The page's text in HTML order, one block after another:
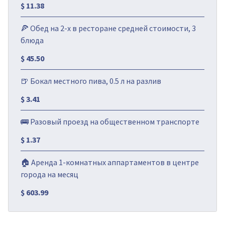
$ 11.38
🍕 Обед на 2-х в ресторане средней стоимости, 3
блюда
$ 45.50
🍺 Бокал местного пива, 0.5 л на разлив
$ 3.41
🚌 Разовый проезд на общественном транспорте
$ 1.37
🏠 Аренда 1-комнатных аппартаментов в центре
города на месяц
$ 603.99